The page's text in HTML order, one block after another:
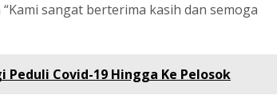
sangat berterima kasih dan semoga
Covid-19 Hingga Ke Pelosok